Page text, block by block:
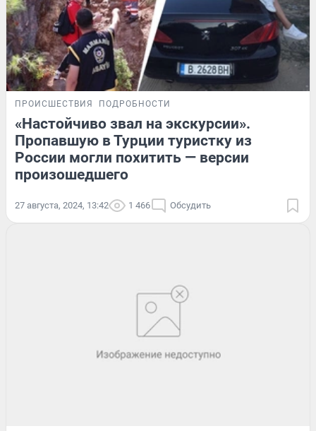
ПРОИСШЕСТВИЯ ПОДРОБНОСТИ
«Настойчиво звал на экскурсии».
Пропавшую в Турции туристку из
России могли похитить — версии
произошедшего
27 августа, 2024, 13:42 1 466 Обсудить